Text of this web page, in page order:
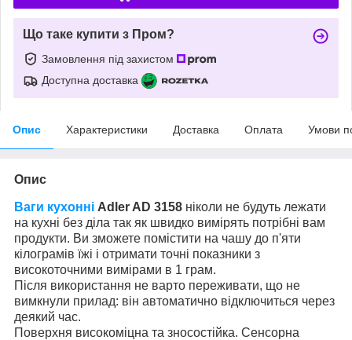
Що таке купити з Пром?
Замовлення під захистом
Доступна доставка
Опис Характеристики Доставка Оплата Умови
Опис
Ваги кухонні Adler AD 3158 ніколи не будуть лежати
на кухні без діла так як швидко вимірять потрібні вам
продукти. Ви зможете помістити на чашу до п'яти
кілограмів їжі і отримати точні показники з
високоточними вимірами в 1 грам.
Після використання не варто переживати, що не
вимкнули прилад: він автоматично відключиться через
деякий час.
Поверхня високоміцна та зносостійка. Сенсорна